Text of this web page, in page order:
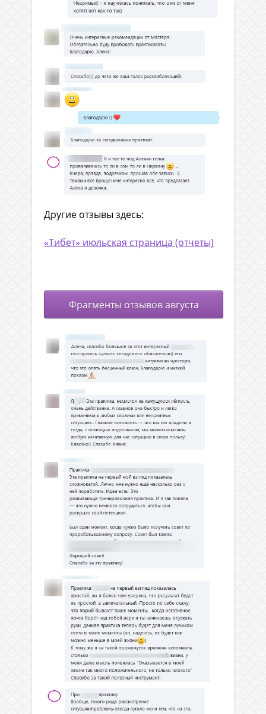
Другие отзывы здесь:
«Тибет» июльская страница (отчеты)
Фрагменты отзывов августа